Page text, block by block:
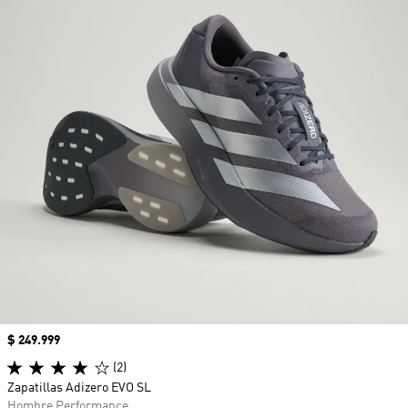
Precio
$ 249.999
(2)
Zapatillas Adizero EVO SL